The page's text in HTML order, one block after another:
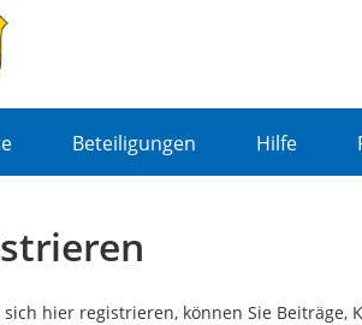
Beteiligungen Hilfe
sich hier registrieren, können Sie